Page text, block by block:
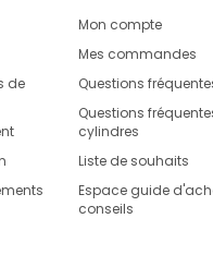
de
Mon compte
Mes commandes
Questions
Questions
cylindres
Liste de souhaits
Espace guide
conseils